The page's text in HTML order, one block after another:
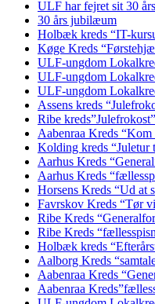
ULF har fejret sit 30
30 års jubilæum
Holbæk kreds “IT-
Køge Kreds
ULF-ungdom
ULF-ungdom
ULF-ungdom
Assens kreds
Ribe
Aabenraa Kreds
Kolding kreds “Juletur
Aarhus Kreds
Aarhus Kreds
Horsens Kreds “Ud at
Favrskov Kreds “Tør
Ribe Kreds
Ribe Kreds
Holbæk kreds
Aalborg Kreds
Aabenraa Kreds
Aabenraa